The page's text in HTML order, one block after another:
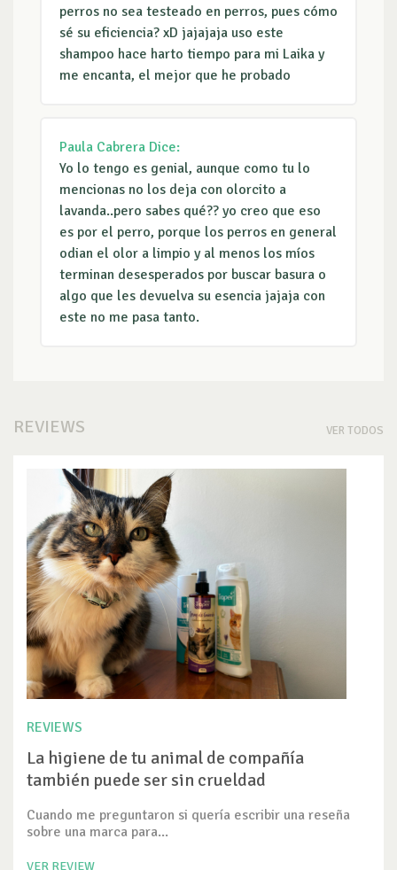
perros no sea testeado en perros, pues cómo
sé su eficiencia? xD jajajaja uso este
shampoo hace harto tiempo para mi Laika y
me encanta, el mejor que he probado
Paula Cabrera Dice:
Yo lo tengo es genial, aunque como tu lo
mencionas no los deja con olorcito a
lavanda..pero sabes qué?? yo creo que eso
es por el perro, porque los perros en general
odian el olor a limpio y al menos los míos
terminan desesperados por buscar basura o
algo que les devuelva su esencia jajaja con
este no me pasa tanto.
REVIEWS VER TODOS
REVIEWS
La higiene de tu animal de compañía
también puede ser sin crueldad
Cuando me preguntaron si quería escribir una reseña
sobre una marca para...
VER REVIEW